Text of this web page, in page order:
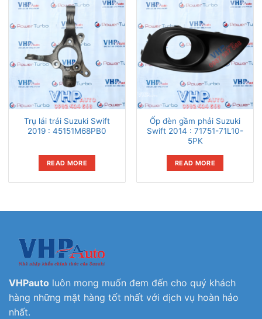
Trụ lái trái Suzuki Swift
2019 : 45151M68PB0
READ MORE
Ốp đèn gầm phải Suzuki
Swift 2014 : 71751-71L10-
5PK
READ MORE
VHPauto luôn mong muốn đem đến cho quý khách
hàng những mặt hàng tốt nhất với dịch vụ hoàn hảo
nhất.